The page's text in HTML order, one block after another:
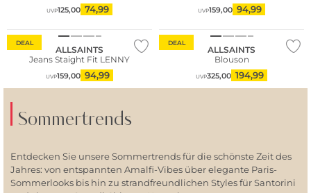
UVP125,00 74,99 UVP159,00 94,99
DEAL
ALLSAINTS
Jeans Staight Fit LENNY
UVP159,00 94,99
DEAL
ALLSAINTS
Blouson
UVP325,00 194,99
Sommertrends
Entdecken Sie unsere Sommertrends für die schönste Zeit des
Jahres: von entspannten Amalfi-Vibes über elegante Paris-
Sommerlooks bis hin zu strandfreundlichen Styles für Santorini